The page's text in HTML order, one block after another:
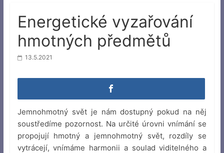
Energetické vyzařování
hmotných předmětů
13.5.2021
Jemnohmotný svět je nám dostupný pokud na něj
soustředíme pozornost. Na určité úrovni vnímání se
propojují hmotný a jemnohmotný svět, rozdíly se
vytrácejí, vnímáme harmonii a soulad viditelného a